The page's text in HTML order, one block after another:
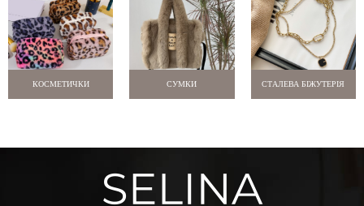
КОСМЕТИЧКИ СУМКИ СТАЛЕВА БІЖУТЕРІЯ